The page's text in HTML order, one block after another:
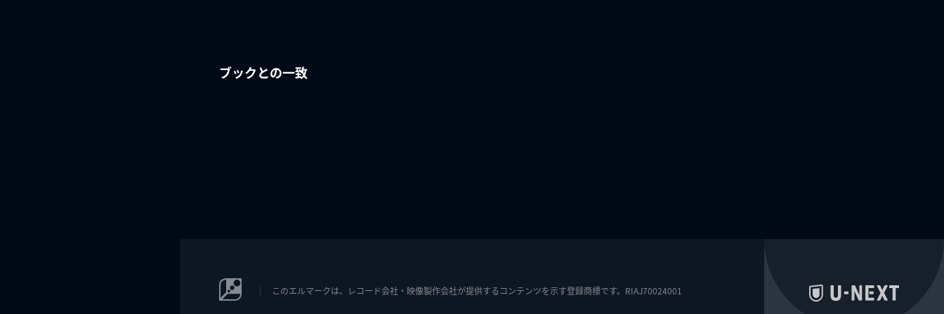
ブックとの一致
このエルマークは、レコード会社・映像製作会社が提供するコンテンツを示す登録商標です。RIAJ70024001